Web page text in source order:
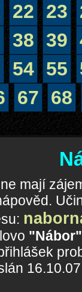
22 23
38 39
54 55
67 68
mají
"Nábor"